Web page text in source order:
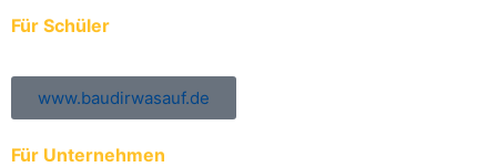
Für Schüler
www.baudirwasauf.de
Für Unternehmen